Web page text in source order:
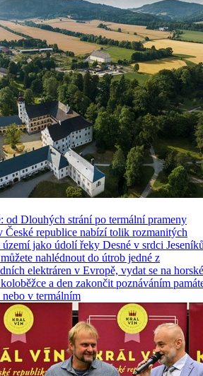
od Dlouhých strání po termální prameny
České republice nabízí tolik rozmanitých
jako údolí řeky Desné v srdci
nahlédnout do útrob jedné z
elektráren v Evropě, vydat se na horské
a den zakončit poznáváním
v termálním